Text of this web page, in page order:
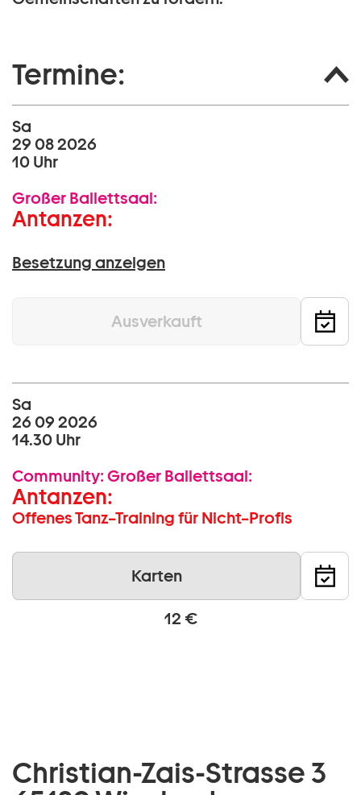
Termine:
Sa
29 08 2026
10 Uhr
Großer Ballettsaal:
Antanzen:
Besetzung anzeigen
Ausverkauft
Sa
26 09 2026
14.30 Uhr
Community: Großer Ballettsaal:
Antanzen:
Offenes Tanz–Training für Nicht–Profis
Karten
12 €
Christian-Zais-Strasse 3